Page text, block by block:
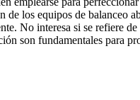
los equipos de balanceo
No interesa si se refiere
son fundamentales para